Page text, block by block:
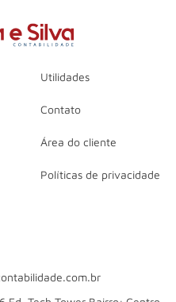
Utilidades
Contato
Área do cliente
Políticas de privacidade